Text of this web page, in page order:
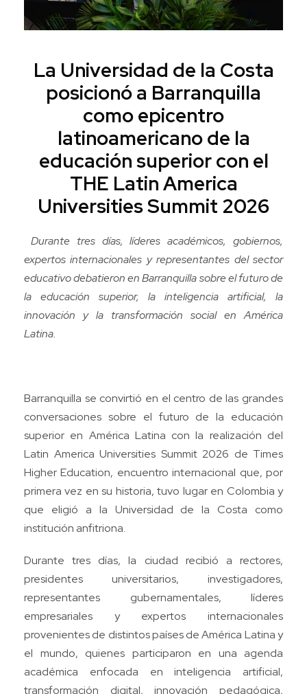
La Universidad de la Costa
posicionó a Barranquilla
como epicentro
latinoamericano de la
educación superior con el
THE Latin America
Universities Summit 2026
Durante tres días, líderes académicos, gobiernos,
expertos internacionales y representantes del sector
educativo debatieron en Barranquilla sobre el futuro de
la educación superior, la inteligencia artificial, la
innovación y la transformación social en América
Latina.
Barranquilla se convirtió en el centro de las grandes
conversaciones sobre el futuro de la educación
superior en América Latina con la realización del
Latin America Universities Summit 2026 de Times
Higher Education, encuentro internacional que, por
primera vez en su historia, tuvo lugar en Colombia y
que eligió a la Universidad de la Costa como
institución anfitriona.
Durante tres días, la ciudad recibió a rectores,
presidentes universitarios, investigadores,
representantes gubernamentales, líderes
empresariales y expertos internacionales
provenientes de distintos países de América Latina y
el mundo, quienes participaron en una agenda
académica enfocada en inteligencia artificial,
transformación digital, innovación pedagógica,